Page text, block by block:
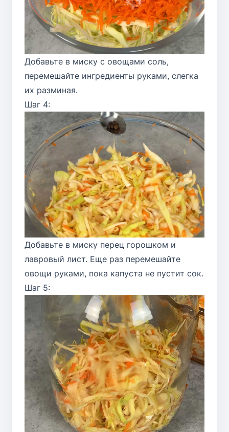
Добавьте в миску с овощами соль,
перемешайте ингредиенты руками, слегка
их разминая.
Шаг 4:
Добавьте в миску перец горошком и
лавровый лист. Еще раз перемешайте
овощи руками, пока капуста не пустит сок.
Шаг 5: